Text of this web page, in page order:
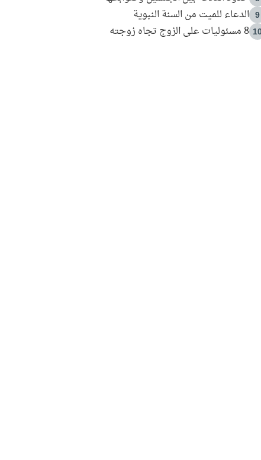
9 الدعاء للميت من السنة النبوية
8 مسئوليات على الزوج تجاه زوجته